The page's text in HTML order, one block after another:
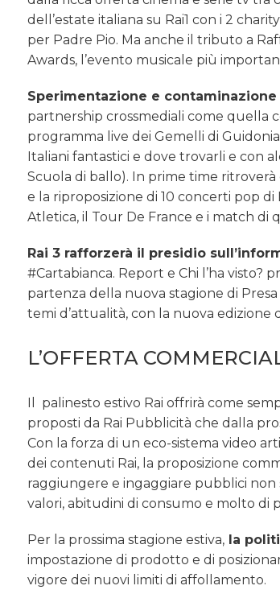
dell’estate italiana su Rai1 con i 2
per Padre Pio. Ma anche il tributo a
Awards, l’evento musicale più
Sperimentazione e contaminazione
partnership crossmediali come quella
programma live dei Gemelli di
Italiani fantastici e dove trovarli e con
Scuola di ballo). In prime time
e la riproposizione di 10 concerti pop di
Atletica, il Tour De France e i match di
Rai 3 rafforzerà il presidio
#Cartabianca. Report e Chi l’ha visto?
partenza della nuova stagione di
temi d’attualità, con la nuova edizione
L’OFFERTA
Il palinesto estivo Rai offrirà come
proposti da Rai Pubblicità che dalla
Con la forza di un eco-sistema video
dei contenuti Rai, la proposizione
raggiungere e ingaggiare pubblici non
valori, abitudini di consumo e molto di
Per la prossima stagione estiva, la
impostazione di prodotto e di
vigore dei nuovi limiti di affollamento.